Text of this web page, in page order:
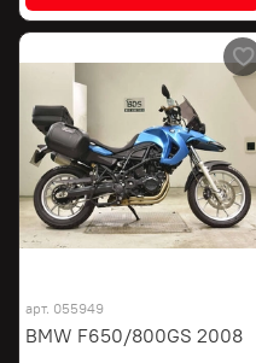
арт. 055949
BMW F650/800GS 2008